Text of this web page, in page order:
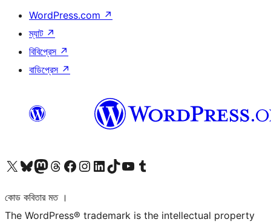
WordPress.com ↗
ম্যাট ↗
বিবিপ্রেস ↗
বাডিপ্রেস ↗
আমাদের X (আগের টুইটার) অ্যাকাউন্টে যানআমাদের Bluesky অ্যাকাউন্টটি দেখুনআমাদের মাস্টোডন অ্যাকাউন্টটি দেখুনআমাদের থ্রেডস অ্যাকাউন্টটি দেখুনআমাদের ফেসবুক পেজ দেখুনআমাদের ইন্সটাগ্রাম অ্যাকাউন্ট দেখুনআমাদের লিঙ্কডইন অ্যাকাউন্টে যানআমাদের TikTok অ্যাকাউন্টটি দেখুনআমাদের ইউটিউব চ্যানেলে যান আমাদের টাম্বলার অ্যাকাউন্ট দেখুন
কোড কবিতার মত ।
The WordPress® trademark is the intellectual property